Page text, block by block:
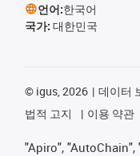
언어:한국어
국가: 대한민국
© igus, 2026 데이터
법적 고지
이용 약관
"Apiro",